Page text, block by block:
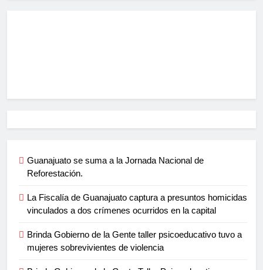
Guanajuato se suma a la Jornada Nacional de
Reforestación.
La Fiscalía de Guanajuato captura a presuntos homicidas
vinculados a dos crímenes ocurridos en la capital
Brinda Gobierno de la Gente taller psicoeducativo tuvo a
mujeres sobrevivientes de violencia